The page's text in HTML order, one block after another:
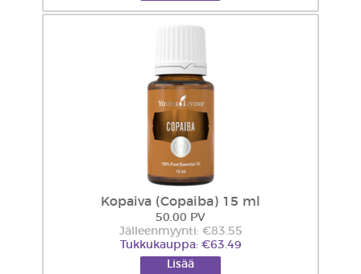
Kopaiva (Copaiba) 15 ml
50.00 PV
Jälleenmyynti: €83.55
Tukkukauppa: €63.49
Lisää